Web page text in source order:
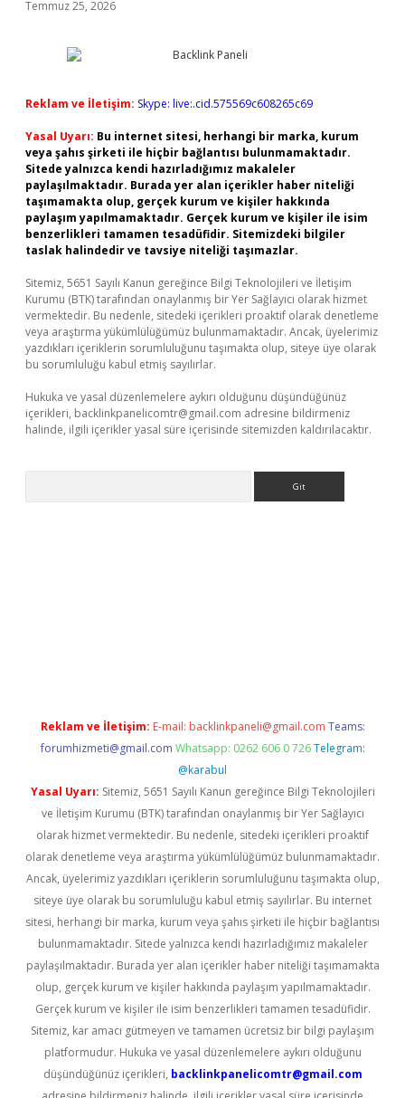
Temmuz 25, 2026
Reklam ve İletişim: Skype: live:.cid.575569c608265c69
Yasal Uyarı: Bu internet sitesi, herhangi bir marka, kurum
veya şahıs şirketi ile hiçbir bağlantısı bulunmamaktadır.
Sitede yalnızca kendi hazırladığımız makaleler
paylaşılmaktadır. Burada yer alan içerikler haber niteliği
taşımamakta olup, gerçek kurum ve kişiler hakkında
paylaşım yapılmamaktadır. Gerçek kurum ve kişiler ile isim
benzerlikleri tamamen tesadüfidir. Sitemizdeki bilgiler
taslak halindedir ve tavsiye niteliği taşımazlar.
Sitemiz, 5651 Sayılı Kanun gereğince Bilgi Teknolojileri ve İletişim
Kurumu (BTK) tarafından onaylanmış bir Yer Sağlayıcı olarak hizmet
vermektedir. Bu nedenle, sitedeki içerikleri proaktif olarak denetleme
veya araştırma yükümlülüğümüz bulunmamaktadır. Ancak, üyelerimiz
yazdıkları içeriklerin sorumluluğunu taşımakta olup, siteye üye olarak
bu sorumluluğu kabul etmiş sayılırlar.
Hukuka ve yasal düzenlemelere aykırı olduğunu düşündüğünüz
içerikleri, backlinkpanelicomtr@gmail.com adresine bildirmeniz
halinde, ilgili içerikler yasal süre içerisinde sitemizden kaldırılacaktır.
Reklam ve İletişim: E-mail: backlinkpaneli@gmail.com Teams:
forumhizmeti@gmail.com Whatsapp: 0262 606 0 726 Telegram:
@karabul
Yasal Uyarı: Sitemiz, 5651 Sayılı Kanun gereğince Bilgi Teknolojileri
ve İletişim Kurumu (BTK) tarafından onaylanmış bir Yer Sağlayıcı
olarak hizmet vermektedir. Bu nedenle, sitedeki içerikleri proaktif
olarak denetleme veya araştırma yükümlülüğümüz bulunmamaktadır.
Ancak, üyelerimiz yazdıkları içeriklerin sorumluluğunu taşımakta olup,
siteye üye olarak bu sorumluluğu kabul etmiş sayılırlar. Bu internet
sitesi, herhangi bir marka, kurum veya şahıs şirketi ile hiçbir bağlantısı
bulunmamaktadır. Sitede yalnızca kendi hazırladığımız makaleler
paylaşılmaktadır. Burada yer alan içerikler haber niteliği taşımamakta
olup, gerçek kurum ve kişiler hakkında paylaşım yapılmamaktadır.
Gerçek kurum ve kişiler ile isim benzerlikleri tamamen tesadüfidir.
Sitemiz, kar amacı gütmeyen ve tamamen ücretsiz bir bilgi paylaşım
platformudur. Hukuka ve yasal düzenlemelere aykırı olduğunu
düşündüğünüz içerikleri, backlinkpanelicomtr@gmail.com